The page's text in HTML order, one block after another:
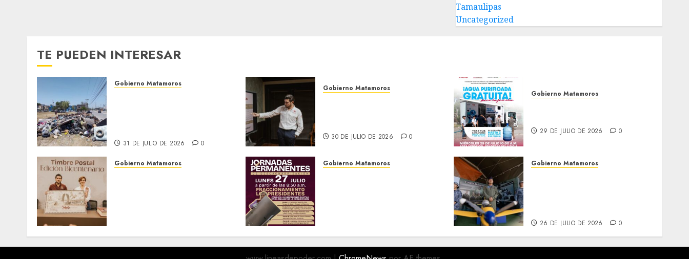
Tamaulipas
Uncategorized
TE PUEDEN INTERESAR
Gobierno Matamoros
31 DE JULIO DE 2026 0
Gobierno Matamoros
30 DE JULIO DE 2026 0
Gobierno Matamoros
29 DE JULIO DE 2026 0
Gobierno Matamoros
28 DE JULIO DE 2026 0
Gobierno Matamoros
27 DE JULIO DE 2026 0
Gobierno Matamoros
26 DE JULIO DE 2026 0